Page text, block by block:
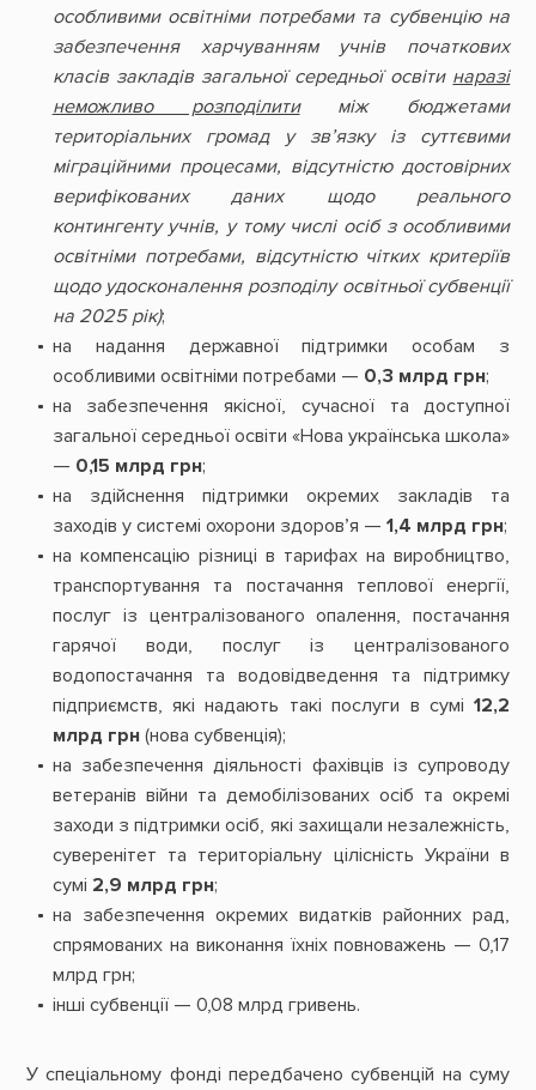
особливими освітніми потребами та субвенцію на
забезпечення харчуванням учнів початкових
класів закладів загальної середньої освіти наразі
неможливо розподілитиміж бюджетами
територіальних громад у зв’язку із суттєвими
міграційними процесами, відсутністю достовірних
верифікованих даних щодо реального
контингенту учнів, у тому числі осіб з особливими
освітніми потребами, відсутністю чітких критеріїв
щодо удосконалення розподілу освітньої субвенції
на 2025 рік);
на надання державної підтримки особам з
особливими освітніми потребами — 0,3 млрд грн;
на забезпечення якісної, сучасної та доступної
загальної середньої освіти «Нова українська школа»
— 0,15 млрд грн;
на здійснення підтримки окремих закладів та
заходів у системі охорони здоров’я — 1,4 млрд грн;
на компенсацію різниці в тарифах на виробництво,
транспортування та постачання теплової енергії,
послуг із централізованого опалення, постачання
гарячої води, послуг із централізованого
водопостачання та водовідведення та підтримку
підприємств, які надають такі послуги в сумі12,2
млрд грн(нова субвенція);
на забезпечення діяльності фахівців із супроводу
ветеранів війни та демобілізованих осіб та окремі
заходи з підтримки осіб, які захищали незалежність,
суверенітет та територіальну цілісність України в
сумі 2,9 млрд грн;
на забезпечення окремих видатків районних рад,
спрямованих на виконання їхніх повноважень — 0,17
млрд грн;
інші субвенції — 0,08 млрд гривень.
У спеціальному фонді передбачено субвенцій на суму